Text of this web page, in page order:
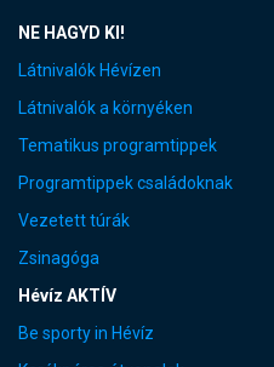
NE HAGYD KI!
Látnivalók Hévízen
Látnivalók a környéken
Tematikus programtippek
Programtippek családoknak
Vezetett túrák
Zsinagóga
Hévíz AKTÍV
Be sporty in Hévíz